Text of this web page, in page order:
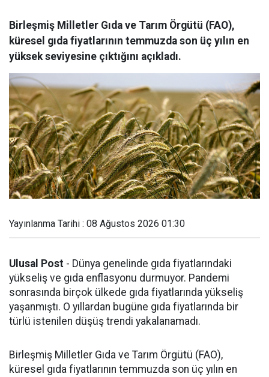
Birleşmiş Milletler Gıda ve Tarım Örgütü (FAO),
küresel gıda fiyatlarının temmuzda son üç yılın en
yüksek seviyesine çıktığını açıkladı.
Yayınlanma Tarihi : 08 Ağustos 2026 01:30
Ulusal Post - Dünya genelinde gıda fiyatlarındaki
yükseliş ve gıda enflasyonu durmuyor. Pandemi
sonrasında birçok ülkede gıda fiyatlarında yükseliş
yaşanmıştı. O yıllardan bugüne gıda fiyatlarında bir
türlü istenilen düşüş trendi yakalanamadı.
Birleşmiş Milletler Gıda ve Tarım Örgütü (FAO),
küresel gıda fiyatlarının temmuzda son üç yılın en